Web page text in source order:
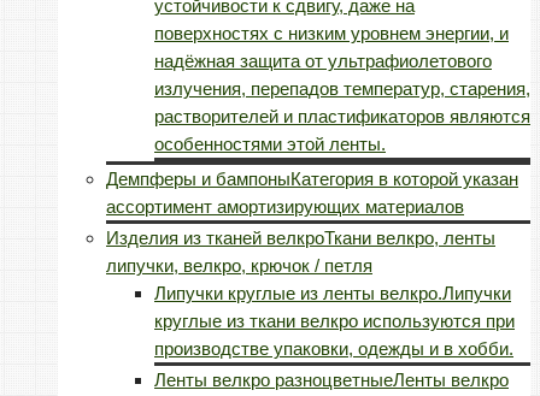
устойчивости к сдвигу, даже на
поверхностях с низким уровнем энергии, и
надёжная защита от ультрафиолетового
излучения, перепадов температур, старения,
растворителей и пластификаторов являются
особенностями этой ленты.
Демпферы и бампоныКатегория в которой указан
ассортимент амортизирующих материалов
Изделия из тканей велкроТкани велкро, ленты
липучки, велкро, крючок / петля
Липучки круглые из ленты велкро.Липучки
круглые из ткани велкро используются при
производстве упаковки, одежды и в хобби.
Ленты велкро разноцветныеЛенты велкро